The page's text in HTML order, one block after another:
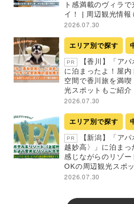
ト感満載のヴィラ
イ！ | 周辺観光情報
2026.07.30
エリア別で探す
PR
【香川】「アパ
に泊まったよ！屋
空間で香川旅を満
光スポットもご紹介
2026.07.30
エリア別で探す
PR
【新潟】「ア
越妙高〉」に泊ま
感じながらのリゾ
OKの周辺観光スポ
2026.07.30